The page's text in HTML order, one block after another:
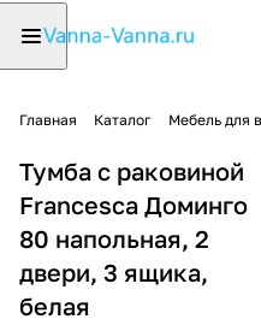
Главная Каталог Мебель для
Тумба с раковиной
Francesca Доминго
80 напольная, 2
двери, 3 ящика,
белая